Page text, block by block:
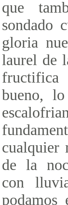
que
sondado
gloria
laurel de
bueno,
cualquier
de la
con
podamos